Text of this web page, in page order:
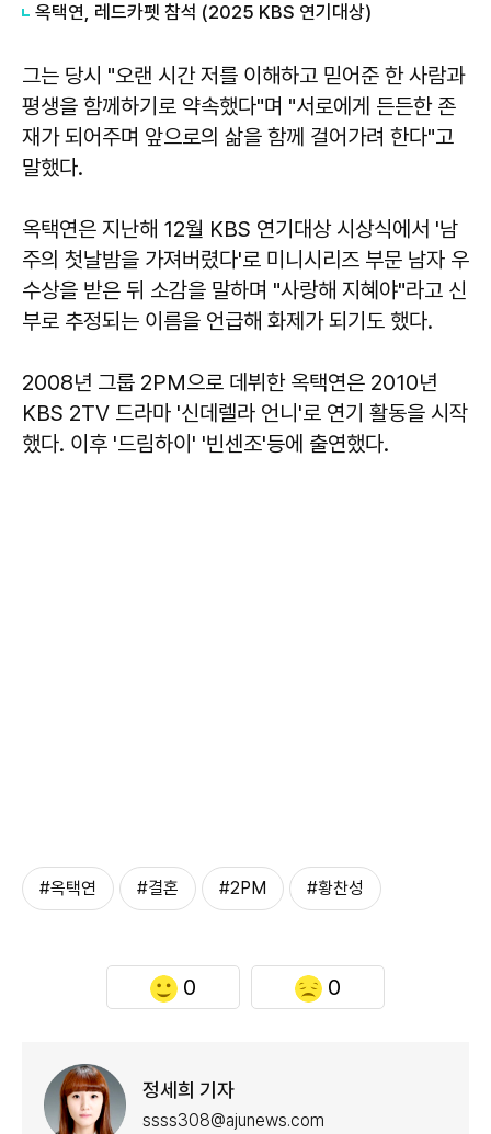
옥택연, 레드카펫 참석 (2025 KBS 연기대상)
그는 당시 "오랜 시간 저를 이해하고 믿어준 한 사람과
평생을 함께하기로 약속했다"며 "서로에게 든든한 존
재가 되어주며 앞으로의 삶을 함께 걸어가려 한다"고
말했다.
옥택연은 지난해 12월 KBS 연기대상 시상식에서 '남
주의 첫날밤을 가져버렸다'로 미니시리즈 부문 남자 우
수상을 받은 뒤 소감을 말하며 "사랑해 지혜야"라고 신
부로 추정되는 이름을 언급해 화제가 되기도 했다.
2008년 그룹 2PM으로 데뷔한 옥택연은 2010년
KBS 2TV 드라마 '신데렐라 언니'로 연기 활동을 시작
했다. 이후 '드림하이' '빈센조'등에 출연했다.
#옥택연 #결혼 #2PM #황찬성
0 0
정세희 기자
ssss308@ajunews.com